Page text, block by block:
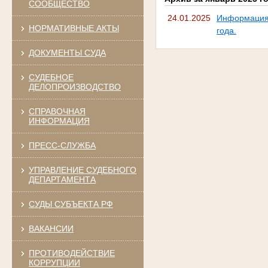
СООБЩЕСТВО
НОРМАТИВНЫЕ АКТЫ
ДОКУМЕНТЫ СУДА
СУДЕБНОЕ
ДЕЛОПРОИЗВОДСТВО
СПРАВОЧНАЯ
ИНФОРМАЦИЯ
ПРЕСС-СЛУЖБА
УПРАВЛЕНИЕ СУДЕБНОГО
ДЕПАРТАМЕНТА
СУДЫ СУБЪЕКТА РФ
ВАКАНСИИ
ПРОТИВОДЕЙСТВИЕ
КОРРУПЦИИ
24.01.2025
Информация
года.